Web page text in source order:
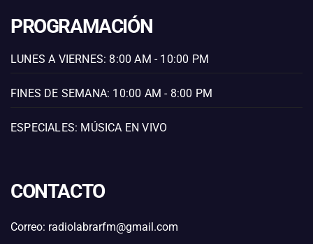
PROGRAMACIÓN
LUNES A VIERNES: 8:00 AM - 10:00 PM
FINES DE SEMANA: 10:00 AM - 8:00 PM
ESPECIALES: MÚSICA EN VIVO
CONTACTO
Correo: radiolabrarfm@gmail.com